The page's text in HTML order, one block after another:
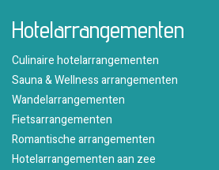
Hotelarrangementen
Culinaire hotelarrangementen
Sauna & Wellness arrangementen
Wandelarrangementen
Fietsarrangementen
Romantische arrangementen
Hotelarrangementen aan zee